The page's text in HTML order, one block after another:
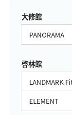
大修館
PANORAMA
啓林館
LANDMARK
ELEMENT